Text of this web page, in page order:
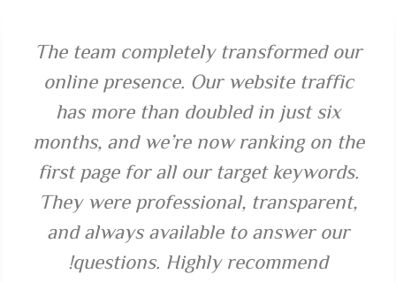
The team completely transformed our
online presence. Our website traffic
has more than doubled in just six
months, and we’re now ranking on the
first page for all our target keywords.
They were professional, transparent,
and always available to answer our
questions. Highly recommend!